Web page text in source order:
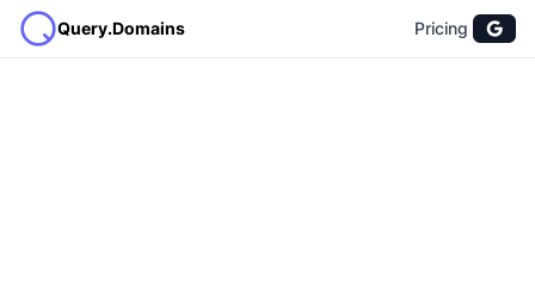
Query.Domains Pricing